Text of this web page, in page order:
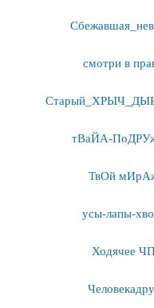
смотри в
тВаЙА-
ТвОй
усы-лапы-
Ходячее